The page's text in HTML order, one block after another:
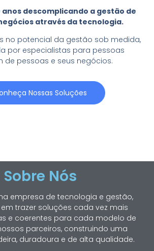
anos descomplicando a gestão de
através da tecnologia.
no potencial da gestão sob medida,
por especialistas para pessoas
de pessoas e seus negócios.
Nossas Soluções
Sobre Nós
empresa de tecnologia e gestão,
trazer soluções cada vez mais
e coerentes para cada modelo de
parceiros, construindo uma
duradoura e de alta qualidade.